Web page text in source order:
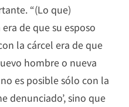
“(Lo que)
de que su esposo
la cárcel era de que
hombre o nueva
es posible sólo con la
denunciado’, sino que